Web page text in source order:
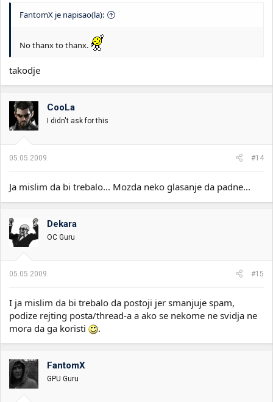
FantomX je napisao(la):
No thanx to thanx.
takodje
CooLa
I didn't ask for this
05.05.2009. #14
Ja mislim da bi trebalo... Mozda neko glasanje da padne...
Dekara
OC Guru
05.05.2009. #15
I ja mislim da bi trebalo da postoji jer smanjuje spam,
podize rejting posta/thread-a a ako se nekome ne svidja ne
mora da ga koristi
.
FantomX
GPU Guru